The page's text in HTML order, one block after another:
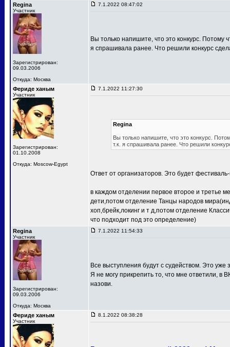
Regina
Участник
Зарегистрирован:
09.03.2006
Откуда: Москва
7.1.2022 08:47:02
Вы только напишите, что это конкурс. Потому
я спрашивала ранее. Что решили конкурс
Фериде ханым
Участник
Зарегистрирован:
01.10.2008
Откуда: Moscow-Egypt
7.1.2022 11:27:30
Regina
Вы только напишите, что это конкурс.
т.к. я спрашивала ранее. Что решили
Ответ от организаторов. Это будет фестиваль-
в каждом отделении первое второе и третье
дети,потом отделение Танцы народов
хоп,брейк,локинг и т д,потом отделение
что подходит под это определение)
Regina
Участник
Зарегистрирован:
09.03.2006
Откуда: Москва
7.1.2022 11:54:33
Все выступления будут с судейством. Это уже
Я не могу прикрепить то, что мне ответили, в
назови.
Фериде ханым
Участник
8.1.2022 08:38:28